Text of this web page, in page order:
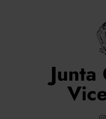
Junta
Web Oficial De La Junta